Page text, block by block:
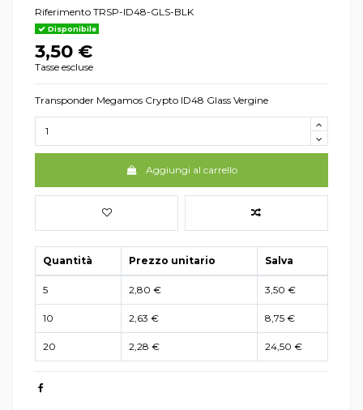
Riferimento TRSP-ID48-GLS-BLK
Disponibile
3,50 €
Tasse escluse
Transponder Megamos Crypto ID48 Glass Vergine
Aggiungi al carrello
Quantità Prezzo unitario Salva
5 2,80 € 3,50 €
10 2,63 € 8,75 €
20 2,28 € 24,50 €